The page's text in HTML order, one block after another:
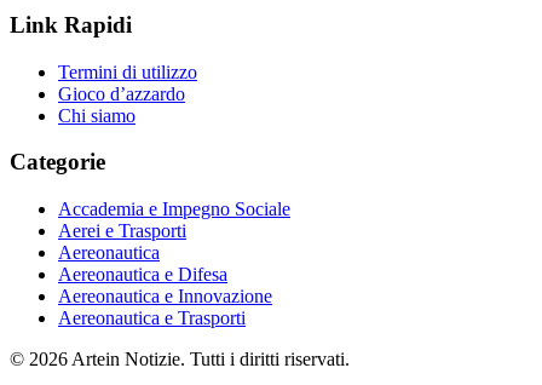
Link Rapidi
Termini di utilizzo
Gioco d’azzardo
Chi siamo
Categorie
Accademia e Impegno Sociale
Aerei e Trasporti
Aereonautica
Aereonautica e Difesa
Aereonautica e Innovazione
Aereonautica e Trasporti
© 2026 Artein Notizie. Tutti i diritti riservati.